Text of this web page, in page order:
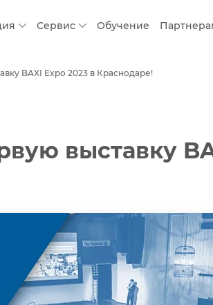
Сервис Обучение
BAXI Expo 2023 в Краснодаре!
выставку